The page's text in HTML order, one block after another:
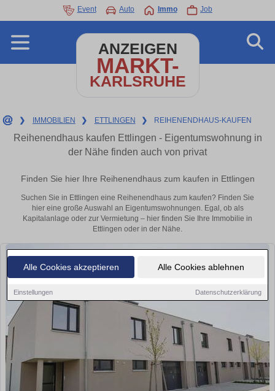
Alle Cookies akzeptieren Alle Cookies ablehnen
Einstellungen Datenschutzerklärung
Event Auto Immo Job
ANZEIGEN
MARKT-
KARLSRUHE
❯ IMMOBILIEN ❯ ETTLINGEN ❯ REIHENENDHAUS-KAUFEN
Reihenendhaus kaufen Ettlingen - Eigentumswohnung in
der Nähe finden auch von privat
Finden Sie hier Ihre Reihenendhaus zum kaufen in Ettlingen
Suchen Sie in Ettlingen eine Reihenendhaus zum kaufen? Finden Sie
hier eine große Auswahl an Eigentumswohnungen. Egal, ob als
Kapitalanlage oder zur Vermietung – hier finden Sie Ihre Immobilie in
Ettlingen oder in der Nähe.